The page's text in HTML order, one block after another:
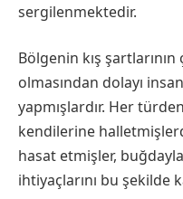
sergilenmektedir.
Bölgenin kış
olmasından dolayı
yapmışlardır. Her
kendilerine
hasat etmişler,
ihtiyaçlarını bu şekilde